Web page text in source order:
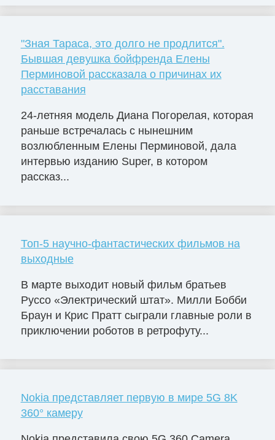
"Зная Тараса, это долго не продлится".
Бывшая девушка бойфренда Елены
Перминовой рассказала о причинах их
расставания
24-летняя модель Диана Погорелая, которая
раньше встречалась с нынешним
возлюбленным Елены Перминовой, дала
интервью изданию Super, в котором
рассказ...
Топ-5 научно-фантастических фильмов на
выходные
В марте выходит новый фильм братьев
Руссо «Электрический штат». Милли Бобби
Браун и Крис Пратт сыграли главные роли в
приключении роботов в ретрофуту...
Nokia представляет первую в мире 5G 8K
360° камеру